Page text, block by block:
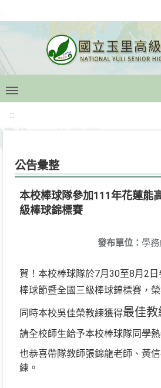
:::
公告彙整
本校棒球隊參加111年花蓮能
級棒球錦標賽
發布單位： 學務
賀！本校棒球隊於7月30至8月2
棒球節暨全國三級棒球錦標賽，
同時本校吳佳榮教練獲得最佳
請全校師生給予本校棒球隊同學熱
也恭喜帶隊教師張錦龍老師、黃
練。